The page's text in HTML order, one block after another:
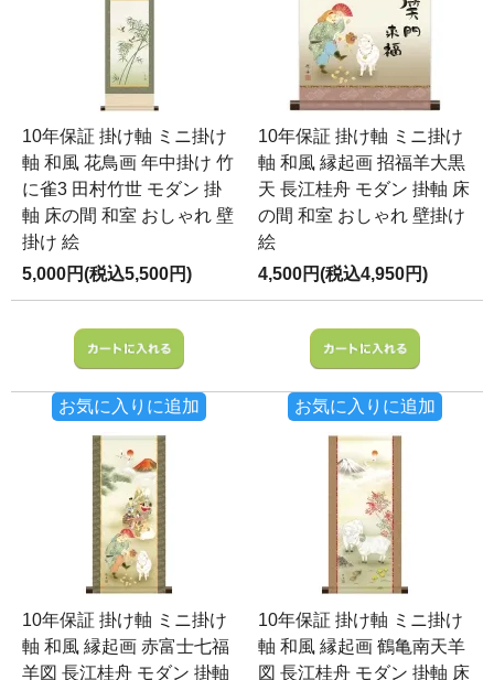
10年保証 掛け軸 ミニ掛け
軸 和風 花鳥画 年中掛け 竹
に雀3 田村竹世 モダン 掛
軸 床の間 和室 おしゃれ 壁
掛け 絵
5,000円(税込5,500円)
お気に入りに追加
10年保証 掛け軸 ミニ掛け
軸 和風 縁起画 招福羊大黒
天 長江桂舟 モダン 掛軸 床
の間 和室 おしゃれ 壁掛け
絵
4,500円(税込4,950円)
お気に入りに追加
10年保証 掛け軸 ミニ掛け
軸 和風 縁起画 赤富士七福
羊図 長江桂舟 モダン 掛軸
10年保証 掛け軸 ミニ掛け
軸 和風 縁起画 鶴亀南天羊
図 長江桂舟 モダン 掛軸 床